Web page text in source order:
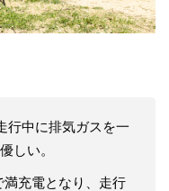
行中に排気ガスを一
しい。
充電となり、走行